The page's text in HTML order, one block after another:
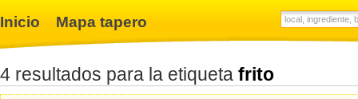
Inicio Mapa tapero
4 resultados para la etiqueta frito